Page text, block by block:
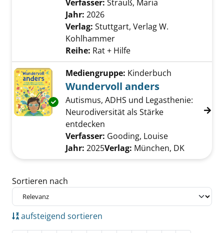
Verfasser: Strauß, Maria
Jahr: 2026
Verlag: Stuttgart, Verlag W.
Kohlhammer
Reihe: Rat + Hilfe
Exemplar-Details von Wundervoll anders
Mediengruppe: Kinderbuch
Wundervoll anders
Autismus, ADHS und Legasthenie:
Neurodiversität als Stärke
entdecken
Verfasser: Gooding, Louise
Jahr: 2025Verlag: München, DK
Zu den Suchfiltern springen
Sortieren nach
aufsteigend sortieren